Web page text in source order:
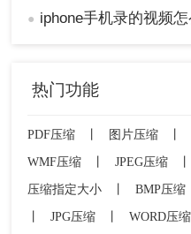
操作如下：
2、打开命令行窗口，输
ffmpeg -i
-crf 24 output.mp4
注： input.mp4 为原
● iphone手机录的视频怎么压
热门功能
PDF压缩 图片压缩
WMF压缩
JPEG压缩
压缩指定大小
BMP压缩
JPG压缩 WORD压缩